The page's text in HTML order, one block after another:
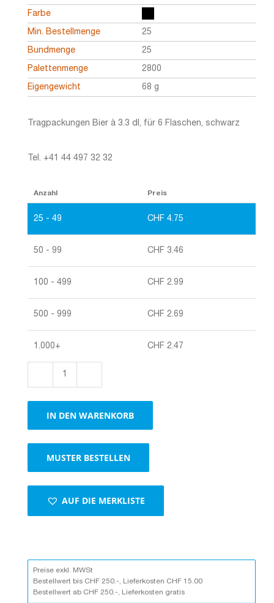
Farbe
Min. Bestellmenge 25
Bundmenge 25
Palettenmenge 2800
Eigengewicht 68 g
Tragpackungen Bier à 3.3 dl, für 6 Flaschen, schwarz
Tel. +41 44 497 32 32
Anzahl Preis
25 - 49 CHF 4.75
50 - 99 CHF 3.46
100 - 499 CHF 2.99
500 - 999 CHF 2.69
1.000+ CHF 2.47
Menge
IN DEN WARENKORB
MUSTER BESTELLEN
AUF DIE MERKLISTE
Preise exkl. MWSt
Bestellwert bis CHF 250.-, Lieferkosten CHF 15.00
Bestellwert ab CHF 250.-, Lieferkosten gratis